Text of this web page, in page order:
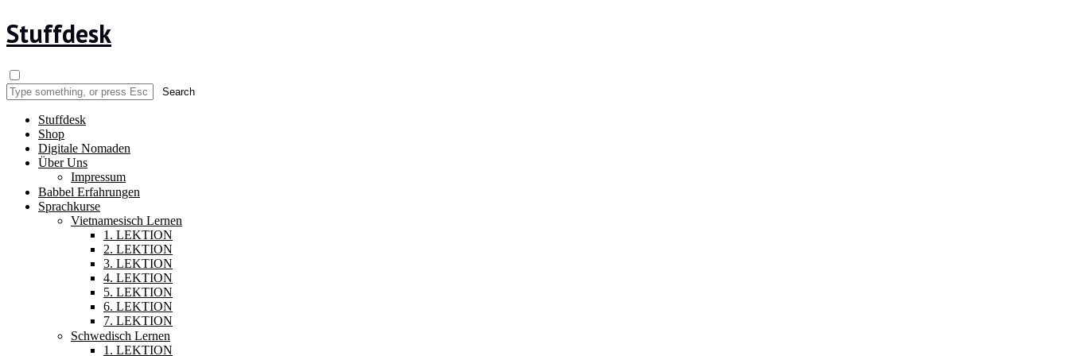
Stuffdesk
Stuffdesk
Shop
Digitale Nomaden
Über Uns
Impressum
Babbel Erfahrungen
Sprachkurse
Vietnamesisch Lernen
1. LEKTION
2. LEKTION
3. LEKTION
4. LEKTION
5. LEKTION
6. LEKTION
7. LEKTION
Schwedisch Lernen
1. LEKTION